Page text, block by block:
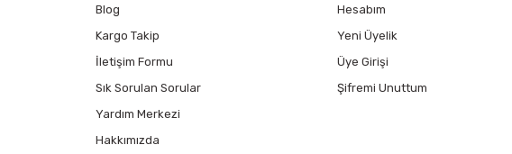
Blog
Kargo Takip
İletişim Formu
Sık Sorulan Sorular
Yardım Merkezi
Hakkımızda
Hesabım
Yeni Üyelik
Üye Girişi
Şifremi Unuttum